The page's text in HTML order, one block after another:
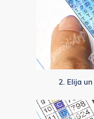
2. Elija